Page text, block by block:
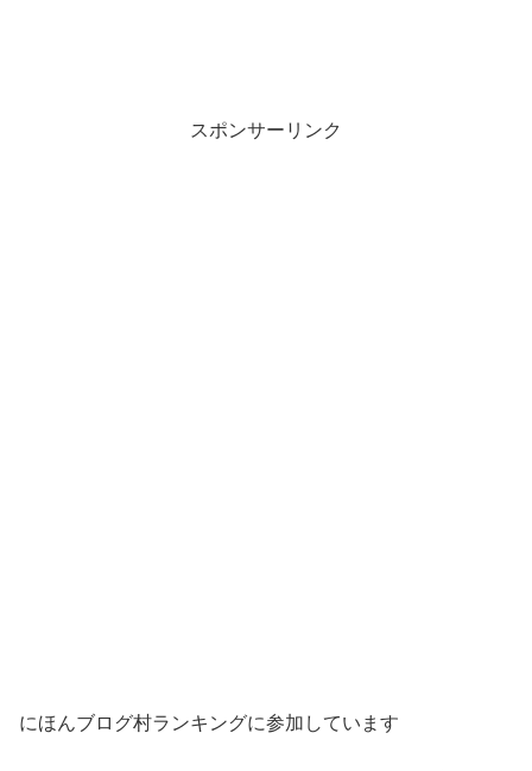
スポンサーリンク
にほんブログ村ランキングに参加しています